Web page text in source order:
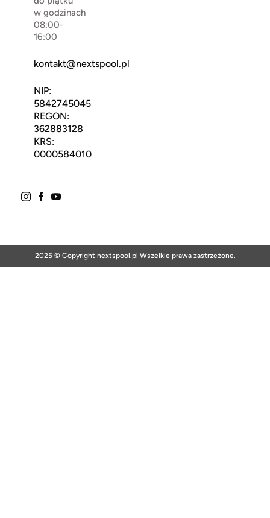
w godzinach
08:00-
16:00
kontakt@nextspool.pl
NIP:
5842745045
REGON:
362883128
KRS:
0000584010